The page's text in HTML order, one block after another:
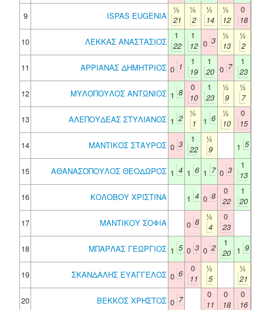
9
ISPAS EUGENIA
½
21
½
2
½
14
½
12
0
18
10
ΛΕΚΚΑΣ ΑΝΑΣΤΑΣΙΟΣ
1
22
1
12 0 3
½
13
½
2
11
ΑΡΡΙΑΝΑΣ ΔΗΜΗΤΡΙΟΣ 0 1
1
19
1
20 0 7
1
23
12
ΜΥΛΟΠΟΥΛΟΣ ΑΝΤΩΝΙΟΣ 1 8
0
10
1
23
½
9
½
7
13
ΑΛΕΠΟΥΔΕΑΣ ΣΤΥΛΙΑΝΟΣ 1 2
½
1
1 6
½
10
0
15
14
ΜΑΝΤΙΚΟΣ ΣΤΑΥΡΟΣ 0 3
1
22
½
9
1 5
15 ΑΘΑΝΑΣΟΠΟΥΛΟΣ ΘΕΟΔΩΡΟΣ 1 4 1 6 1 7 0 3
1
13
16
ΚΟΛΟΒΟΥ ΧΡΙΣΤΙΝΑ 1 4 0 8
0
22
1
20
17
ΜΑΝΤΙΚΟΥ ΣΟΦΙΑ 0 8
½
4
0
23
18
ΜΠΑΡΛΑΣ ΓΕΩΡΓΙΟΣ 1 5 0 3 0 2
1
20 1 9
19 ΣΚΑΝΔΑΛΗΣ ΕΥΑΓΓΕΛΟΣ 0 6
0
11
½
5
½
21
20
ΒΕΚΚΟΣ ΧΡΗΣΤΟΣ 0 7
0
11
0
18
0
16